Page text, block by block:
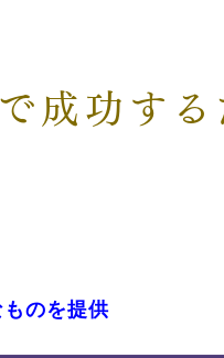
成功す
のを提供